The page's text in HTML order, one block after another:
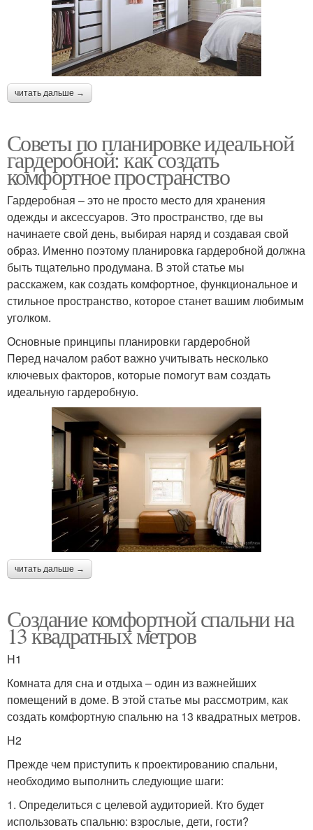
читать дальше →
Советы по планировке идеальной
гардеробной: как создать
комфортное пространство
Гардеробная – это не просто место для хранения
одежды и аксессуаров. Это пространство, где вы
начинаете свой день, выбирая наряд и создавая свой
образ. Именно поэтому планировка гардеробной должна
быть тщательно продумана. В этой статье мы
расскажем, как создать комфортное, функциональное и
стильное пространство, которое станет вашим любимым
уголком.
Основные принципы планировки гардеробной
Перед началом работ важно учитывать несколько
ключевых факторов, которые помогут вам создать
идеальную гардеробную.
читать дальше →
Создание комфортной спальни на
13 квадратных метров
H1
Комната для сна и отдыха – один из важнейших
помещений в доме. В этой статье мы рассмотрим, как
создать комфортную спальню на 13 квадратных метров.
H2
Прежде чем приступить к проектированию спальни,
необходимо выполнить следующие шаги:
1. Определиться с целевой аудиторией. Кто будет
использовать спальню: взрослые, дети, гости?